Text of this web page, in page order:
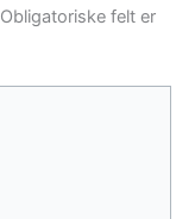
Obligatoriske felt er